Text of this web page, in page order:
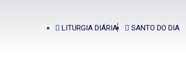
LITURGIA DIÁRIA SANTO DO DIA